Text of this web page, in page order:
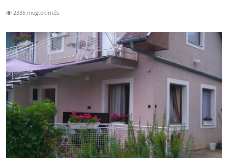
2335 megtekintés